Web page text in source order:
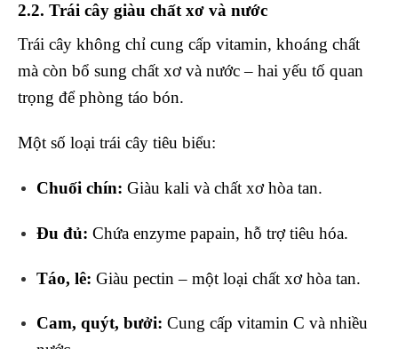
2.2. Trái cây giàu chất xơ và nước
Trái cây không chỉ cung cấp vitamin, khoáng chất
mà còn bổ sung chất xơ và nước – hai yếu tố quan
trọng để phòng táo bón.
Một số loại trái cây tiêu biểu:
Chuối chín: Giàu kali và chất xơ hòa tan.
Đu đủ: Chứa enzyme papain, hỗ trợ tiêu hóa.
Táo, lê: Giàu pectin – một loại chất xơ hòa tan.
Cam, quýt, bưởi: Cung cấp vitamin C và nhiều